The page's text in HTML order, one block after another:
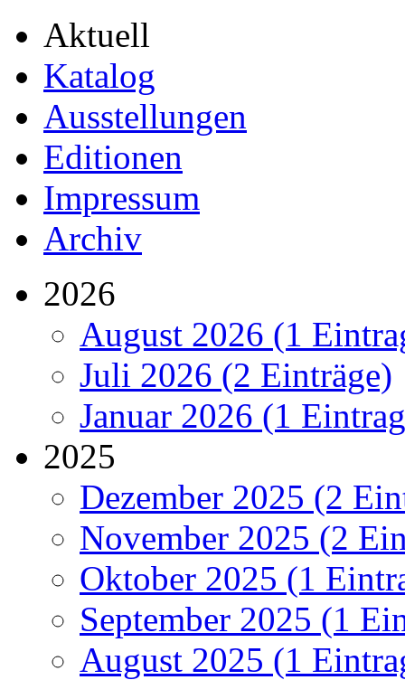
Aktuell
Katalog
Ausstellungen
Editionen
Impressum
Archiv
2026
August 2026 (1
Juli 2026 (2 Einträge)
Januar 2026 (1
2025
Dezember 2025 (2
November 2025 (2
Oktober 2025 (1
September 2025 (1
August 2025 (1